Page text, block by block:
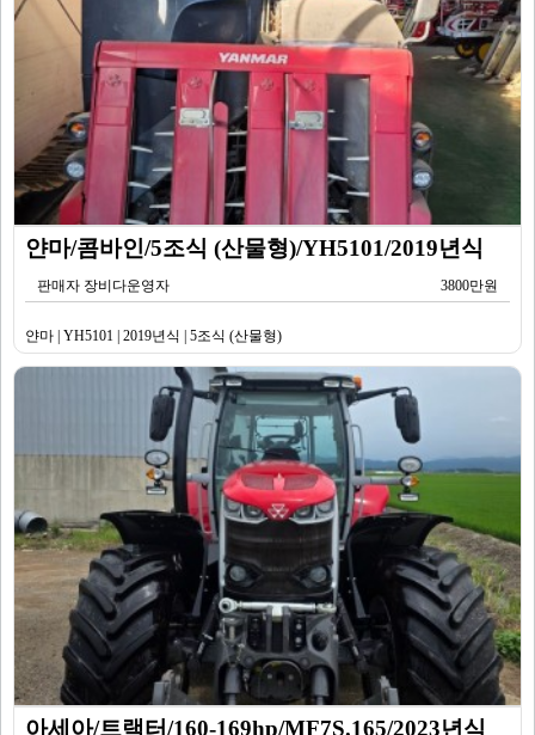
얀마/콤바인/5조식 (산물형)/YH5101/2019년식
판매자 장비다운영자 3800만원
얀마 | YH5101 | 2019년식 | 5조식 (산물형)
아세아/트랙터/160-169hp/MF7S.165/2023년식